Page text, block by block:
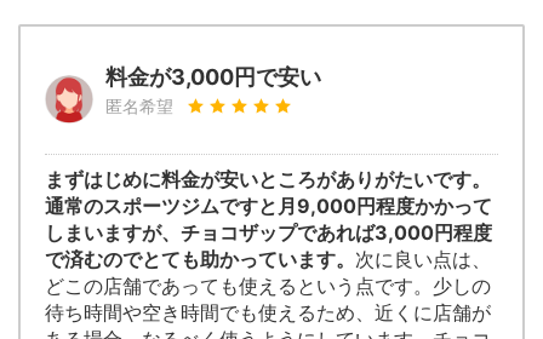
料金が3,000円で安い
匿名希望
まずはじめに料金が安いところがありがたいです。
通常のスポーツジムですと月9,000円程度かかって
しまいますが、チョコザップであれば3,000円程度
で済むのでとても助かっています。 次に良い点は、
どこの店舗であっても使えるという点です。少しの
待ち時間や空き時間でも使えるため、近くに店舗が